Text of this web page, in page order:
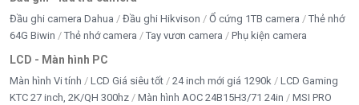
Đầu ghi camera Dahua Đầu ghi Hikvison Ổ cứng 1TB camera
Thẻ nhớ
64G Biwin
Thẻ nhớ camera Tay vươn camera Phụ kiện camera
LCD - Màn hình PC
Màn hình Vi tính LCD Giá siêu tốt 24 inch mới giá 1290k
LCD Gaming
KTC 27 inch, 2K/QH 300hz
Màn hình AOC 24B15H3/71 24in
MSI PRO